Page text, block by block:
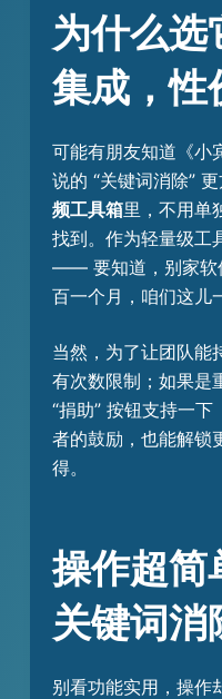
为什么选
集成，性
可能有朋友知道《小
说的 “关键词消除”
频工具箱里，不用单
找到。作为轻量级工
—— 要知道，别家软
百一个月，咱们这儿
当然，为了让团队能
有次数限制；如果是
“捐助” 按钮支持一
者的鼓励，也能解锁
得。
操作超简
关键词消
别看功能实用，操作